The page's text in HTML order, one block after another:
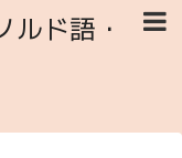
ルド語・